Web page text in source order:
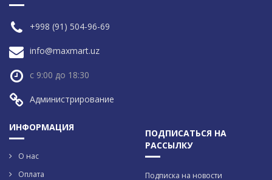
+998 (91) 504-96-69
info@maxmart.uz
с 9:00 до 18:30
Администрирование
ИНФОРМАЦИЯ
О нас
Оплата
ПОДПИСАТЬСЯ НА
РАССЫЛКУ
Подписка на новости